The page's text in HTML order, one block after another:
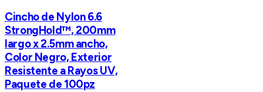
Cincho de Nylon 6.6
StrongHold™, 200mm
largo x 2.5mm ancho,
Color Negro, Exterior
Resistente a Rayos UV,
Paquete de 100pz